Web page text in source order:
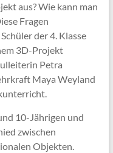
aus? Wie kann man
Fragen
der 4. Klasse
3D-Projekt
Petra
Maya Weyland
10-Jährigen und
zwischen
Objekten.